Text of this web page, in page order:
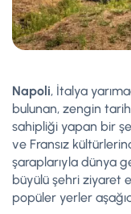
Napoli, İtalya
bulunan, zengin
sahipliği yapan bir
ve Fransız
şaraplarıyla dünya
büyülü şehri ziyaret
popüler yerler